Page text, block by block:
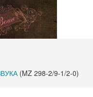
(MZ 298-2/9-1/2-0)